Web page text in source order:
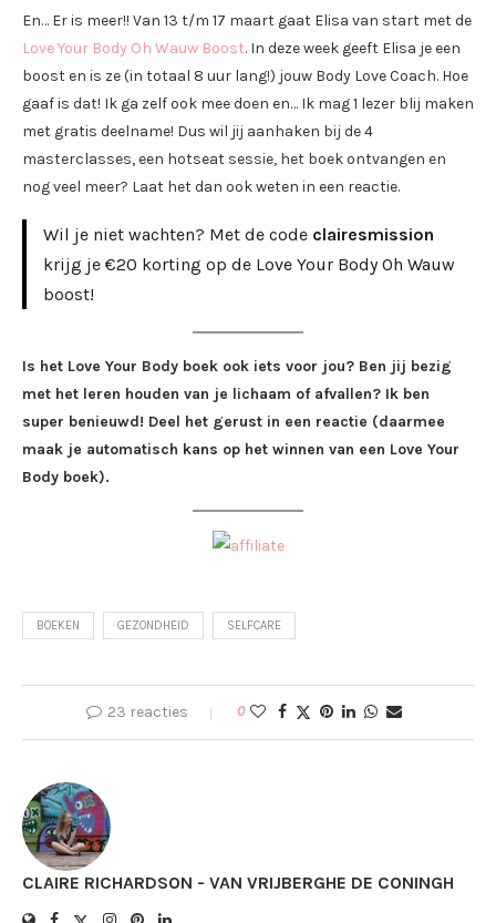
En… Er is meer!! Van 13 t/m 17 maart gaat Elisa van start met de
Love Your Body Oh Wauw Boost. In deze week geeft Elisa je een
boost en is ze (in totaal 8 uur lang!) jouw Body Love Coach. Hoe
gaaf is dat! Ik ga zelf ook mee doen en… Ik mag 1 lezer blij maken
met gratis deelname! Dus wil jij aanhaken bij de 4
masterclasses, een hotseat sessie, het boek ontvangen en
nog veel meer? Laat het dan ook weten in een reactie.
Wil je niet wachten? Met de code clairesmission
krijg je €20 korting op de Love Your Body Oh Wauw
boost!
Is het Love Your Body boek ook iets voor jou? Ben jij bezig
met het leren houden van je lichaam of afvallen? Ik ben
super benieuwd! Deel het gerust in een reactie (daarmee
maak je automatisch kans op het winnen van een Love Your
Body boek).
BOEKEN GEZONDHEID SELFCARE
23 reacties 0
CLAIRE RICHARDSON - VAN VRIJBERGHE DE CONINGH